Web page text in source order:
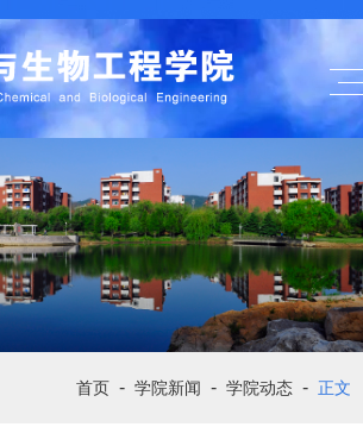
首页 - 学院新闻 - 学院动态 - 正文